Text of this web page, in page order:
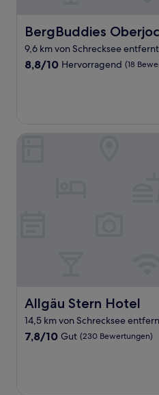
BergBuddies
BergBuddies Oberjoch
9,6 km von Schrecksee entfernt
8.8
8,8/10 Hervorragend (18
Allgäu Stern Hotel
Allgäu Stern Hotel
14,5 km von Schrecksee
7.8
7,8/10 Gut (230 Bewertungen)